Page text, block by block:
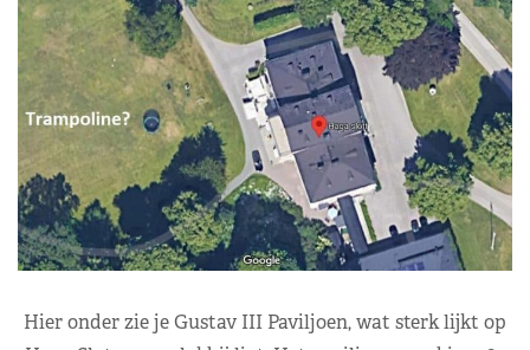
Hier onder zie je Gustav III Paviljoen, wat sterk lijkt op